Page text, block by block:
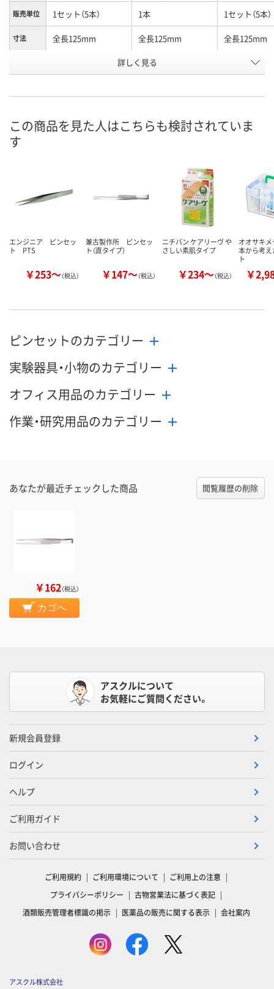
販売単位 1セット（5本） 1本 1セット（5本）
寸法 全長125mm 全長125mm 全長125mm
先曲り型
号
お届け日
カゴへ カゴへ カ
詳しく見る
この商品を見た人はこちらも検討されていま
す
エンジニア ピンセッ
ト PTS
￥253～（税込）
兼古製作所 ピンセッ
ト（直タイプ）
￥147～（税込）
ニチバン ケアリーヴ や
さしい素肌タイプ
￥234～（税込）
オオサキ
本から考
ト
￥
ピンセットのカテゴリー
実験器具・小物のカテゴリー
オフィス用品のカテゴリー
作業・研究用品のカテゴリー
あなたが最近チェックした商品 閲覧履歴の削除
￥162（税込）
カゴへ
アスクルについて
お気軽にご質問ください。
新規会員登録
ログイン
ヘルプ
ご利用ガイド
お問い合わせ
ご利用規約 ご利用環境について
ご利用上の注意
プライバシーポリシー
古物営業法に基づく表記
酒類販売管理者標識の掲示
医薬品の販売に関する表示 会社案内
アスクル株式会社